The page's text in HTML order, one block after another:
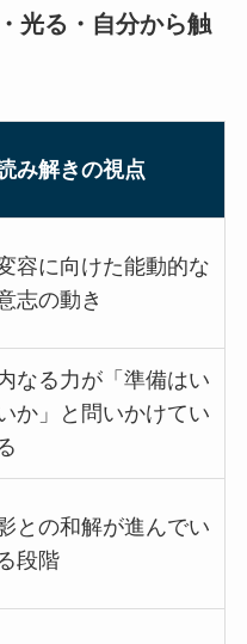
光る・自分から触
み解きの視点
容に向けた能動的な
志の動き
なる力が「準備はい
か」と問いかけてい
との和解が進んでい
段階